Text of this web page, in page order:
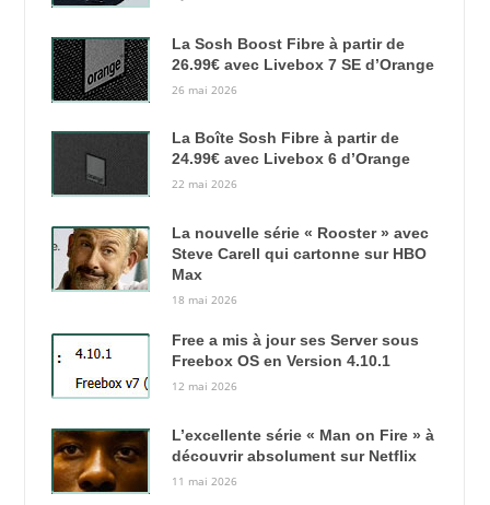
La Sosh Boost Fibre à partir de
26.99€ avec Livebox 7 SE d’Orange
26 mai 2026
La Boîte Sosh Fibre à partir de
24.99€ avec Livebox 6 d’Orange
22 mai 2026
La nouvelle série « Rooster » avec
Steve Carell qui cartonne sur HBO
Max
18 mai 2026
Free a mis à jour ses Server sous
Freebox OS en Version 4.10.1
12 mai 2026
L’excellente série « Man on Fire » à
découvrir absolument sur Netflix
11 mai 2026